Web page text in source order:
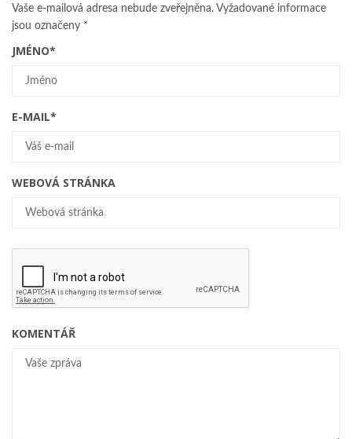
Vaše e-mailová adresa nebude zveřejněna. Vyžadované informace
jsou označeny *
JMÉNO*
E-MAIL*
WEBOVÁ STRÁNKA
KOMENTÁŘ